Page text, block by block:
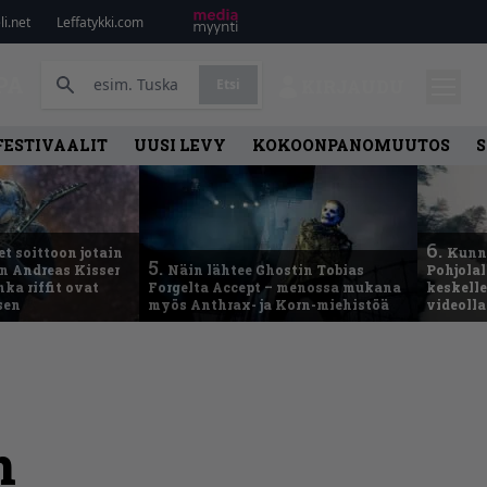
Leffatykki.com
UUSI LEVY KOKOONPANOMUUTOS
soittoon jotain
Andreas Kisser
riffit ovat
5. Näin lähtee Ghostin Tobias
Forgelta Accept – menossa mukana
myös Anthrax- ja Korn-miehistöä
6.